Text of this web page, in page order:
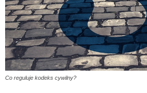
Co reguluje kodeks cywilny?